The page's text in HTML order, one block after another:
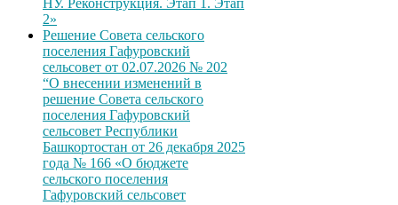
2»
Решение Совета сельского
поселения Гафуровский
сельсовет от 02.07.2026 № 202
“О внесении изменений в
решение Совета сельского
поселения Гафуровский
сельсовет Республики
Башкортостан от 26 декабря 2025
года № 166 «О бюджете
сельского поселения
Гафуровский сельсовет